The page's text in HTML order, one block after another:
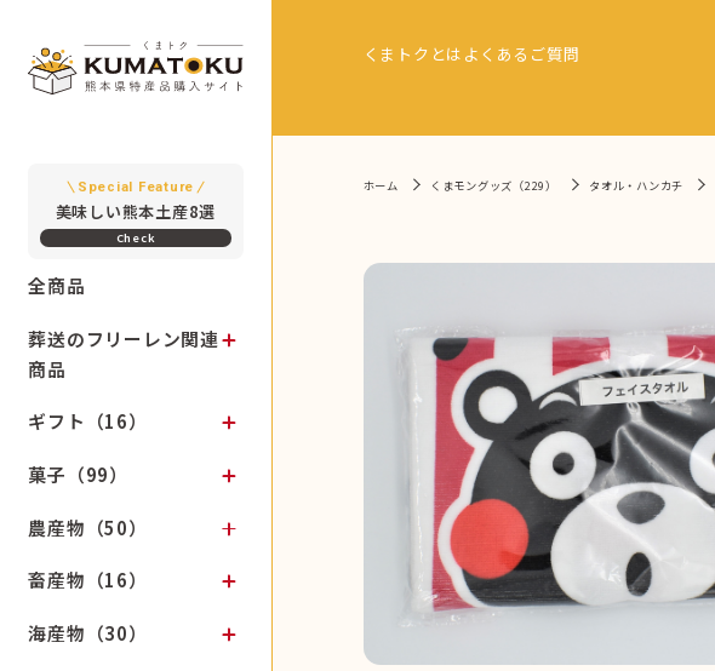
Special Feature
美味しい熊本土産8選
全商品
葬送のフリーレン関連
商品
ギフト（16）
菓子（99）
農産物（50）
畜産物（16）
海産物（30）
くまトクとは よくあるご質問
ホーム くまモングッズ（229） タオル・ハンカチ